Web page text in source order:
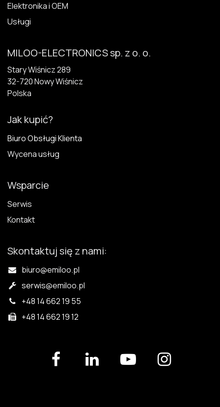
Elektronika i OEM
Usługi
MILOO-ELECTRONICS sp. z o. o.
Stary Wiśnicz 289
32-720 N​owy Wiśnicz
Polska
Jak kupić?
Biuro Obsługi Klienta
Wycena usług
Wsparcie
Serwis
Kontakt
Skontaktuj się z nami:
biuro@emiloo.pl
serwis@emiloo.pl
+48 14 662 19 55
+48 14 662 19 12